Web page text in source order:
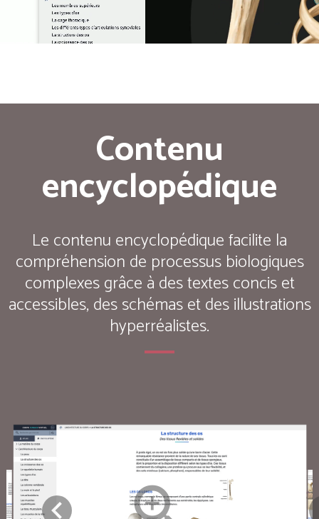
Contenu
encyclopédique
Le contenu encyclopédique facilite la
compréhension de processus biologiques
complexes grâce à des textes concis et
accessibles, des schémas et des illustrations
hyperréalistes.